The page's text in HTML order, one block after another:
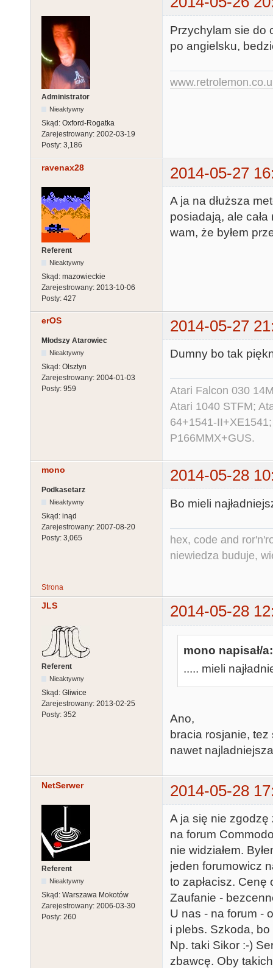
Administrator
Nieaktywny
Skąd: Oxford-Rogatka
Zarejestrowany: 2002-03-19
Posty: 3,186
Przychylam sie do
po angielsku,
ravenax28 2014-05-27
Referent
Nieaktywny
Skąd: mazowieckie
Zarejestrowany: 2013-10-06
Posty: 427
A ja na dłuższa
posiadają, ale
wam, że byłem
erOS 2014-05-27
Młodszy Atarowiec
Nieaktywny
Skąd: Olsztyn
Zarejestrowany: 2004-01-03
Posty: 959
Dumny bo tak
Atari Falcon 030
Atari 1040 STFM;
64+1541-
P166MMX+GUS.
mono 2014-05-28
Podkasetarz
Nieaktywny
Skąd: inąd
Zarejestrowany: 2007-08-20
Posty: 3,065
Bo mieli
hex, code and
niewiedza buduje,
Strona
JLS 2014-05-28
Referent
Nieaktywny
Skąd: Gliwice
Zarejestrowany: 2013-02-25
Posty: 352
mono napisał/a:
..... mieli
Ano,
bracia rosjanie,
nawet
NetSerwer 2014-05-28
Referent
Nieaktywny
Skąd: Warszawa Mokotów
Zarejestrowany: 2006-03-30
Posty: 260
A ja się nie zgodzę
na forum
nie widziałem.
jeden forumowicz
to zapłacisz. Cenę
Zaufanie -
U nas - na forum -
i plebs. Szkoda,
Np. taki Sikor :-)
zbawcę. Oby